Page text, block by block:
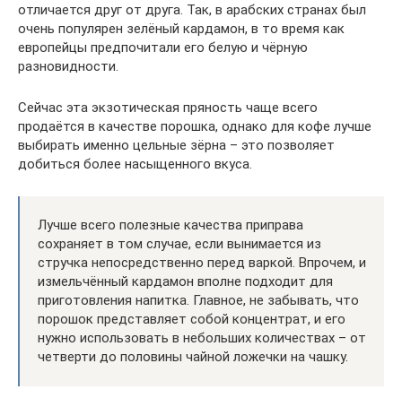
отличается друг от друга. Так, в арабских странах был
очень популярен зелёный кардамон, в то время как
европейцы предпочитали его белую и чёрную
разновидности.
Сейчас эта экзотическая пряность чаще всего
продаётся в качестве порошка, однако для кофе лучше
выбирать именно цельные зёрна – это позволяет
добиться более насыщенного вкуса.
Лучше всего полезные качества приправа
сохраняет в том случае, если вынимается из
стручка непосредственно перед варкой. Впрочем, и
измельчённый кардамон вполне подходит для
приготовления напитка. Главное, не забывать, что
порошок представляет собой концентрат, и его
нужно использовать в небольших количествах – от
четверти до половины чайной ложечки на чашку.